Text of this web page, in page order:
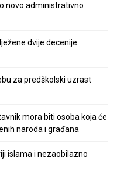
novo administrativno
dvije decenije
za predškolski uzrast
mora biti osoba koja će
naroda i građana
islama i nezaobilazno